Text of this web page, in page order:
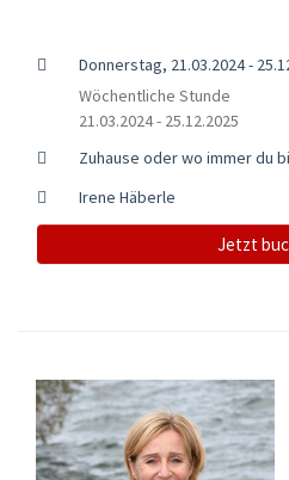
Donnerstag, 21.03.2024 -
Wöchentliche Stunde
21.03.2024 - 25.12.2025
Zuhause oder wo immer du
Irene Häberle
Jetzt